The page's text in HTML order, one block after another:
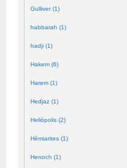
Gulliver (1)
habbarah (1)
hadji (1)
Hakem (6)
Harem (1)
Hedjaz (1)
Heliópolis (2)
Hémiarites (1)
Henoch (1)